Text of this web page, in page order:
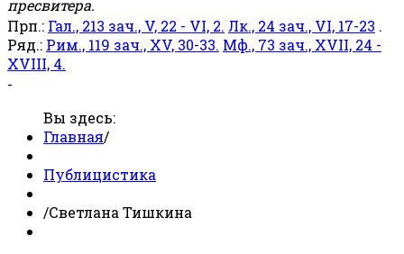
пресвитера.
Прп.: Гал., 213 зач., V, 22 - VI, 2. Лк., 24 зач., VI, 17-23 .
Ряд.: Рим., 119 зач., XV, 30-33. Мф., 73 зач., XVII, 24 -
XVIII, 4.
-
Вы здесь:
Главная/
Публицистика
/Светлана Тишкина